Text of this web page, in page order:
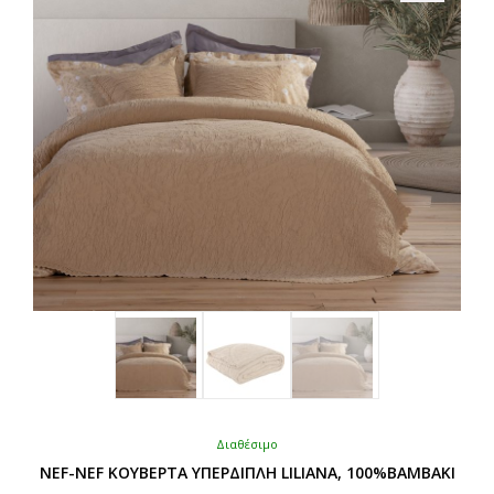
μπορούν
επιλεγούν
στη
σελίδα
του
προϊόντος
Διαθέσιμο
NEF-NEF ΚΟΥΒΕΡΤΑ ΥΠΕΡΔΙΠΛΗ LILIANA, 100%BAMBAKI